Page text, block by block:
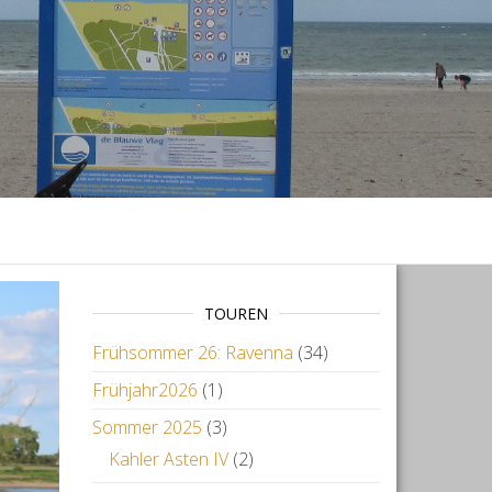
TOUREN
Frühsommer 26: Ravenna (34)
Frühjahr2026 (1)
Sommer 2025 (3)
Kahler Asten IV(2)